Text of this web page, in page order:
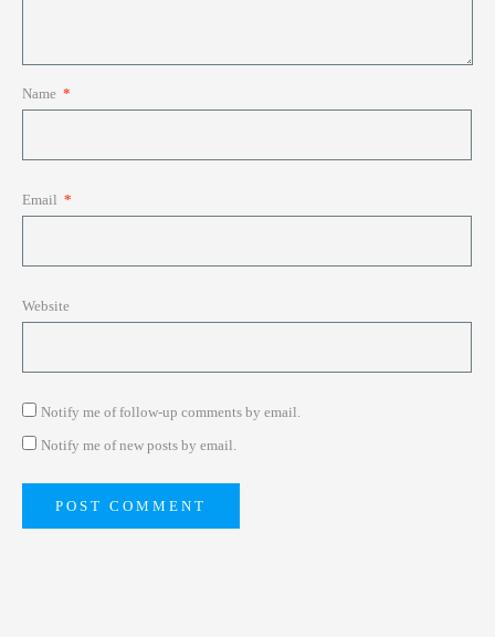
Name *
Email *
Website
Notify me of follow-up comments by email.
Notify me of new posts by email.